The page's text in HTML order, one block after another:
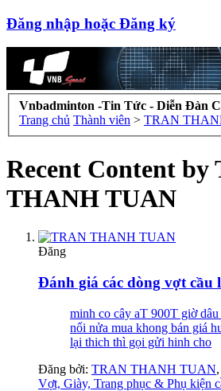
Đăng nhập hoặc Đăng ký
Vnbadminton -Tin Tức - Diễn Đàn
Trang chủ Thành viên > TRAN
Recent Content by
THANH TUAN
Đăng
Đánh giá các dòng vợt cầu
minh co cây aT 900T giờ
nổi nửa mua khong bán giá
lại thich thì gọi gửi hinh cho
Đăng bởi: TRAN THANH TUAN,
Vợt, Giày, Trang phục & Phụ kiện